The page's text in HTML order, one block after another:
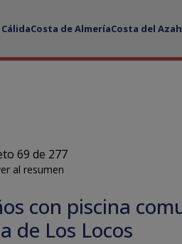
Costa de AlmeríaCosta del
69 de 277
al resumen
con piscina
de Los Locos